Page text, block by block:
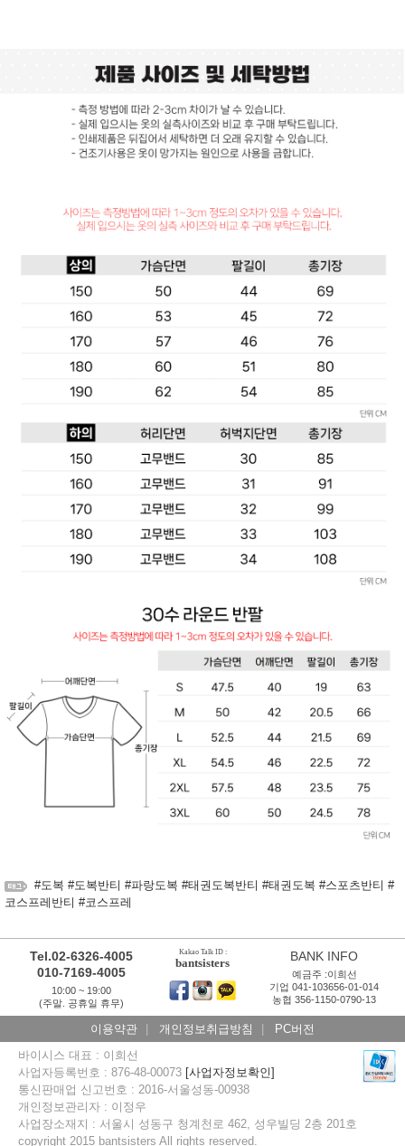
#도복 #도복반티 #파랑도복 #태권도복반티 #태권도복 #스포츠반티 #
코스프레반티 #코스프레
Tel.02-6326-4005
010-7169-4005
10:00 ~ 19:00
(주말. 공휴일 휴무)
Kakao Talk ID :
bantsisters BANK INFO
예금주 :이희선
기업 041-103656-01-014
농협 356-1150-0790-13
이용약관 개인정보취급방침
PC버전
바이시스 대표 : 이희선
사업자등록번호 : 876-48-00073 [사업자정보확인]
통신판매업 신고번호 : 2016-서울성동-00938
개인정보관리자 : 이정우
사업장소재지 : 서울시 성동구 청계천로 462, 성우빌딩 2층 201호
copyright 2015 bantsisters All rights reserved.